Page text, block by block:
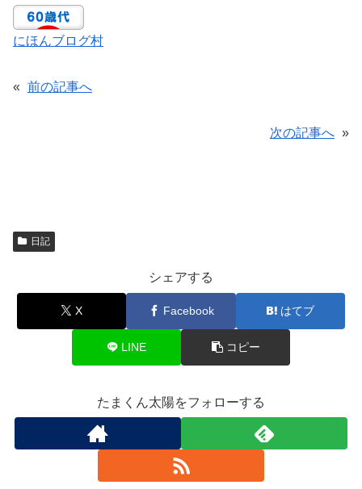
にほんブログ村
« 前の記事へ
次の記事へ »
日記
シェアする
X Facebook はてブ
LINE コピー
たまくん太陽をフォローする